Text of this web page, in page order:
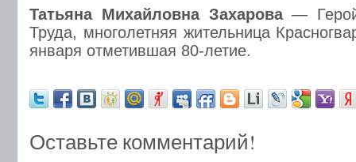
Татьяна Михайловна Захарова— Герой
Труда, многолетняя жительница
января отметившая 80-летие.
Оставьте комментарий!